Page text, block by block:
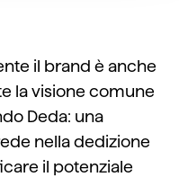
il brand è anche
la visione comune
Deda: una
nella dedizione
il potenziale